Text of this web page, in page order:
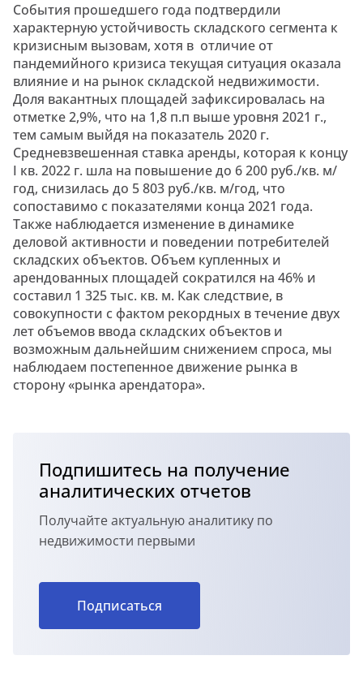
События прошедшего года подтвердили
характерную устойчивость складского сегмента к
кризисным вызовам, хотя в отличие от
пандемийного кризиса текущая ситуация оказала
влияние и на рынок складской недвижимости.
Доля вакантных площадей зафиксировалась на
отметке 2,9%, что на 1,8 п.п выше уровня 2021 г.,
тем самым выйдя на показатель 2020 г.
Средневзвешенная ставка аренды, которая к концу
I кв. 2022 г. шла на повышение до 6 200 руб./кв. м/
год, снизилась до 5 803 руб./кв. м/год, что
сопоставимо с показателями конца 2021 года.
Также наблюдается изменение в динамике
деловой активности и поведении потребителей
складских объектов. Объем купленных и
арендованных площадей сократился на 46% и
составил 1 325 тыс. кв. м. Как следствие, в
совокупности с фактом рекордных в течение двух
лет объемов ввода складских объектов и
возможным дальнейшим снижением спроса, мы
наблюдаем постепенное движение рынка в
сторону «рынка арендатора».
Подпишитесь на получение
аналитических отчетов
Получайте актуальную аналитику по
недвижимости первыми
Подписаться